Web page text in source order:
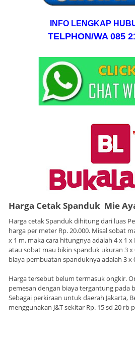
INFO LENGKAP
TELPHON/WA 085
Harga Cetak Spanduk Mie
Harga cetak Spanduk dihitung dari luas
harga per meter Rp. 20.000. Misal sobat
x 1 m, maka cara hitungnya adalah 4 x 1 x
atau sobat mau bikin spanduk ukuran 3
biaya pembuatan spanduknya adalah 3 x
Harga tersebut belum termasuk ongkir.
pemesan dengan biaya tergantung pada
Sebagai perkiraan untuk daerah Jakarta,
menggunakan J&T sekitar Rp. 15 sd 20 rb